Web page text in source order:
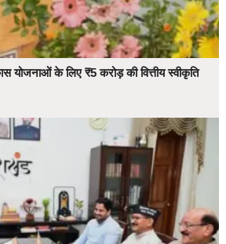
योजनाओं के लिए ₹5 करोड़ की वित्तीय स्वीकृति